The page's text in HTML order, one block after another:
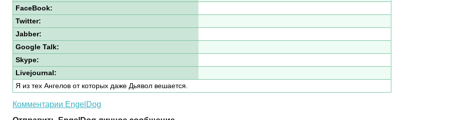
FaceBook:
Twitter:
Jabber:
Google Talk:
Skype:
Livejournal:
Я из тех Ангелов от которых даже Дьявол вешается.
Комментарии EngelDog